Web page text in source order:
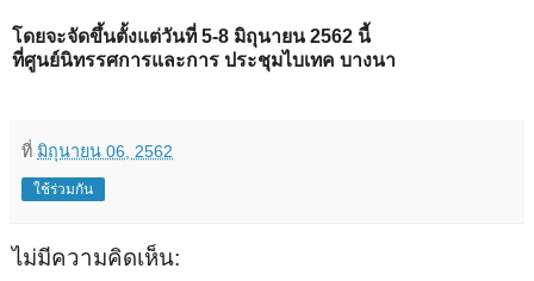
โดยจะจัดขึ้นตั้งแต่วันที่ 5-8 มิถุนายน 2562 นี้
ที่ศูนย์นิทรรศการและการ ประชุมไบเทค บางนา
ที่ มิถุนายน 06, 2562
ใช้ร่วมกัน
ไม่มีความคิดเห็น: